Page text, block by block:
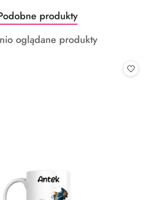
produktówprodukty
oglądane produkty